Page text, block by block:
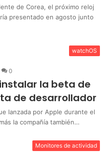
de Corea, el próximo reloj
presentado en agosto junto
watchOS
0
la beta de
de desarrollador
lanzada por Apple durante el
la compañía también…
Monitores de actividad